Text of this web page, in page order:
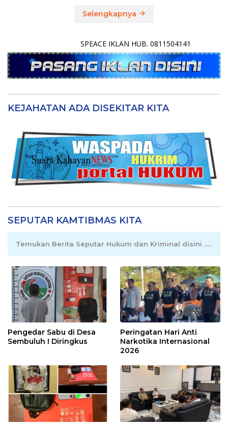
Selengkapnya
SPEACE IKLAN HUB. 0811504141
KEJAHATAN ADA DISEKITAR KITA
SEPUTAR KAMTIBMAS KITA
Temukan Berita Seputar Hukum dan Kriminal disini .....
Pengedar Sabu di Desa
Sembuluh I Diringkus
Peringatan Hari Anti
Narkotika Internasional
2026